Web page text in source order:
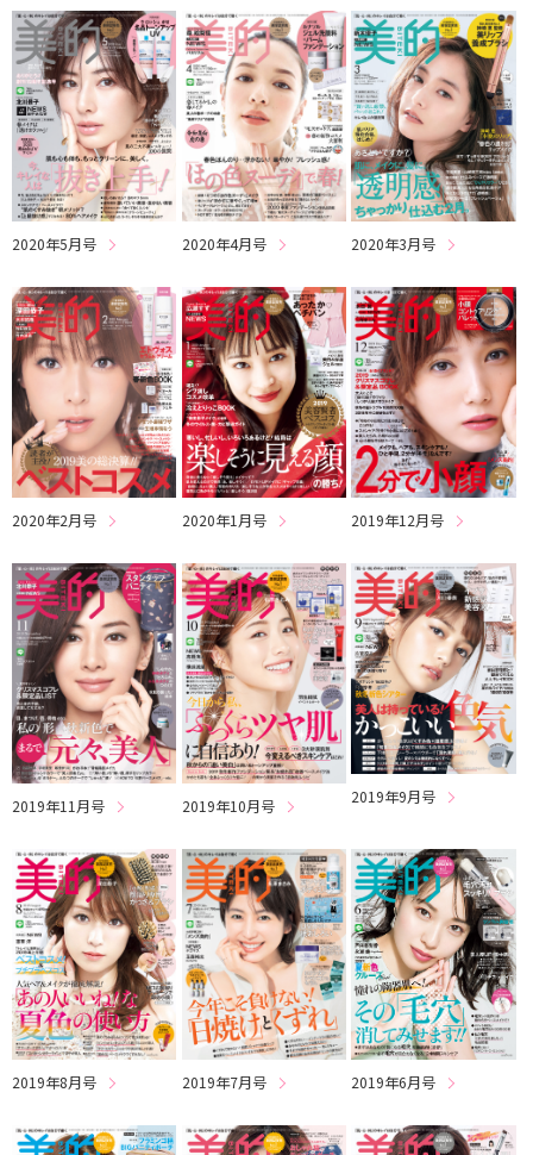
2020年5月号 2020年4月号 2020年3月号
2020年2月号 2020年1月号 2019年12月号
2019年11月号 2019年10月号 2019年9月号
2019年8月号 2019年7月号 2019年6月号